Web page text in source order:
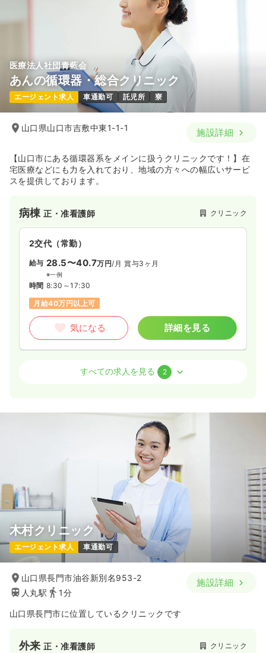
医療法人社団青藍会
あんの循環器・総合クリニック
エージェント求人 車通勤可 託児所 寮
山口県山口市吉敷中東1-1-1 施設詳細
【山口市にある循環器系をメインに扱うクリニックです！】在
宅医療などにも力を入れており、地域の方々への幅広いサービ
スを提供しております。
病棟正・准看護師 クリニック
2交代（常勤）
給与 28.5〜40.7万円/月 賞与3ヶ月
※一例
時間 8:30～17:30
月給40万円以上可
気になる 詳細を見る
正・准看護師
/月 賞与3ヶ月
（休憩90分）
月給31万円以上可
詳細を見る
日勤のみ（パート）
給与 時給1,200〜1,500
時間 9:00～13:00
日祝休み
時給1,500円以上可
気になる 詳細を見る
すべての求人を見る 2
木村クリニック
エージェント求人 車通勤可
山口県長門市油谷新別名953-2
人丸駅
1分
施設詳細
山口県長門市に位置しているクリニックです
外来正・准看護師 クリニック